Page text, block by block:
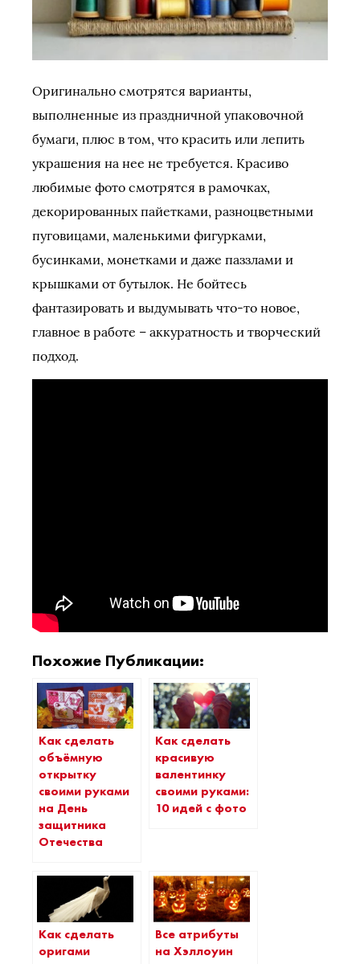
Оригинально смотрятся варианты,
выполненные из праздничной упаковочной
бумаги, плюс в том, что красить или лепить
украшения на нее не требуется. Красиво
любимые фото смотрятся в рамочках,
декорированных пайетками, разноцветными
пуговицами, маленькими фигурками,
бусинками, монетками и даже паззлами и
крышками от бутылок. Не бойтесь
фантазировать и выдумывать что-то новое,
главное в работе – аккуратность и творческий
подход.
Похожие Публикации:
Как сделать
объёмную
открытку
своими руками
на День
защитника
Отечества
Как сделать
красивую
валентинку
своими руками:
10 идей с фото
Как сделать
оригами
Все атрибуты
на Хэллоуин